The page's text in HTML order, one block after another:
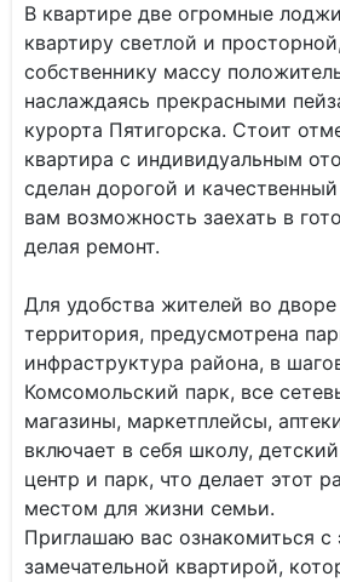
В квартире две огромные
квартиру светлой и
собственнику массу
наслаждаясь прекрасными
курорта Пятигорска. Стоит
квартира с индивидуальным
сделан дорогой и
вам возможность заехать в
делая ремонт.
Для удобства жителей во
территория, предусмотрена
инфраструктура района, в
Комсомольский парк, все
магазины, маркетплейсы,
включает в себя школу,
центр и парк, что делает этот
местом для жизни семьи.
Приглашаю вас ознакомиться с
замечательной квартирой,